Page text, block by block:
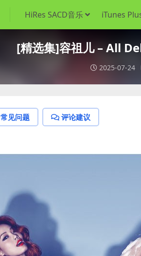
HiRes SACD音乐 iTunes
[精选集]容祖儿 – All
2025-07-24
常见问题 评论建议